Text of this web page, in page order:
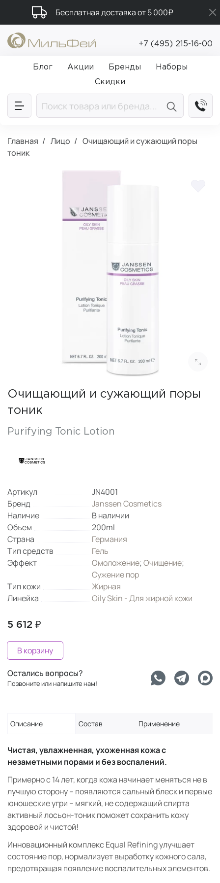
Бесплатная доставка от 5 000₽
Подарки в каждый заказ от 5 000₽
Промокод ПРИВЕТ
+7 (495) 215-16-00
Блог Акции Бренды
Наборы
Скидки
Главная Лицо
Очищающий и сужающий поры
тоник
Очищающий и сужающий поры
тоник
Purifying Tonic Lotion
Артикул
JN4001
Бренд
Janssen Cosmetics
Наличие
В наличии
Объем
200ml
Страна
Германия
Тип средств
Гель
Эффект
Омоложение;Очищение;
Сужение пор
Тип кожи
Жирная
Линейка
Oily Skin - Для жирной кожи
5 612 ₽
В корзину
Остались вопросы?
Позвоните или напишите нам!
Описание Состав Применение
Чистая, увлажненная, ухоженная кожа с
незаметными порами и без воспалений.
Примерно с 14 лет, когда кожа начинает меняться не в
лучшую сторону – появляются сальный блеск и первые
юношеские угри – мягкий, не содержащий спирта
активный лосьон-тоник поможет сохранить кожу
здоровой и чистой!
Инновационный комплекс Equal Refining улучшает
состояние пор, нормализует выработку кожного сала,
предотвращая появление воспалительных элементов.